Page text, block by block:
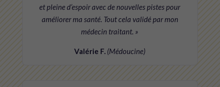
et pleine d’espoir avec de nouvelles pistes pour
améliorer ma santé. Tout cela validé par mon
médecin traitant. »
Valérie F. (Médoucine)